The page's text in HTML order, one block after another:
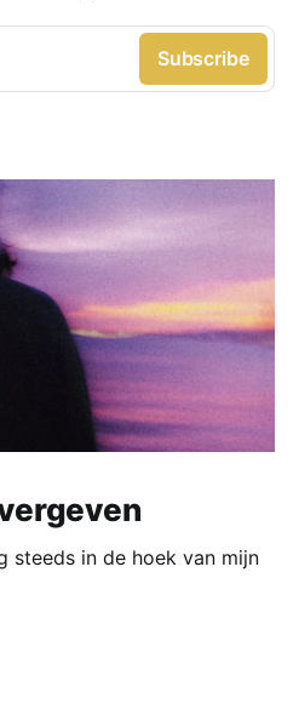
Subscribe
steeds in de hoek van mijn